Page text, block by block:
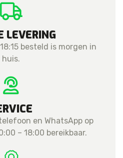
LEVERING
besteld is morgen in
huis.
en WhatsApp op
– 18:00 bereikbaar.